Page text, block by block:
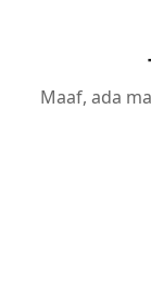
Maaf, ada